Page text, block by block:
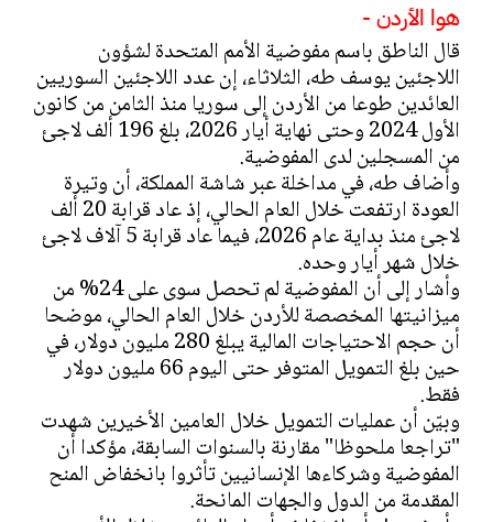
هوا الأردن -
قال الناطق باسم مفوضية الأمم المتحدة لشؤون
اللاجئين يوسف طه، الثلاثاء، إن عدد اللاجئين السوريين
العائدين طوعا من الأردن إلى سوريا منذ الثامن من كانون
الأول 2024 وحتى نهاية أيار 2026، بلغ 196 ألف لاجئ
من المسجلين لدى المفوضية.
وأضاف طه، في مداخلة عبر شاشة المملكة، أن وتيرة
العودة ارتفعت خلال العام الحالي، إذ عاد قرابة 20 ألف
لاجئ منذ بداية عام 2026، فيما عاد قرابة 5 آلاف لاجئ
خلال شهر أيار وحده.
وأشار إلى أن المفوضية لم تحصل سوى على 24% من
ميزانيتها المخصصة للأردن خلال العام الحالي، موضحا
أن حجم الاحتياجات المالية يبلغ 280 مليون دولار، في
حين بلغ التمويل المتوفر حتى اليوم 66 مليون دولار
فقط.
وبيّن أن عمليات التمويل خلال العامين الأخيرين شهدت
"تراجعا ملحوظا" مقارنة بالسنوات السابقة، مؤكدا أن
المفوضية وشركاءها الإنسانيين تأثروا بانخفاض المنح
المقدمة من الدول والجهات المانحة.